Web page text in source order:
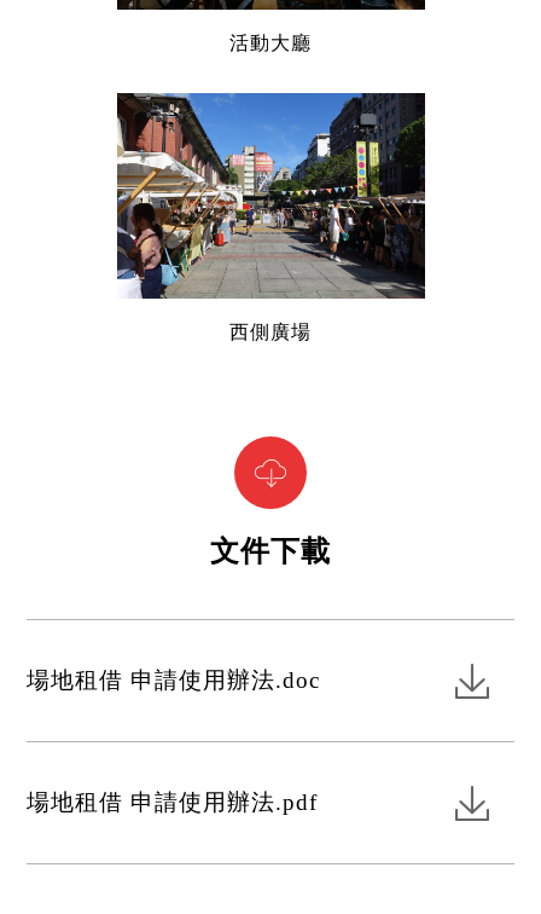
活動大廳
西側廣場
文件下載
場地租借 申請使用辦法.doc
場地租借 申請使用辦法.pdf